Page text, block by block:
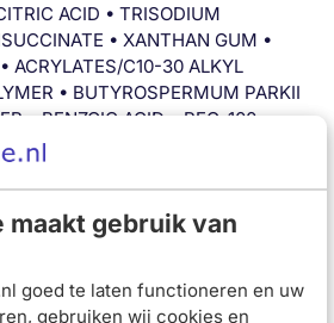
maakt gebruik van
goed te laten functioneren en uw
gebruiken wij cookies en
ACID • TRISODIUM
• XANTHAN GUM •
ACRYLATES/C10-30 ALKYL
• BUTYROSPERMUM PARKII
• BENZOIC ACID • PEG-100
Responsible Contact:
NL Safety warning: Bij
en overvloedig spoelen.
cas de contact avec les yeux, les